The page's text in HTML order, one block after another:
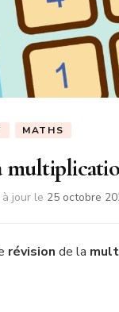
MATHS
à jour le 25 octobre
révision de la